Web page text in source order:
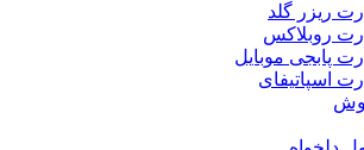
ریزر گلد
روبلاکس
پابجی موبایل
اسپاتیفای